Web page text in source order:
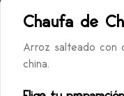
Chaufa de
Arroz salteado con
china.